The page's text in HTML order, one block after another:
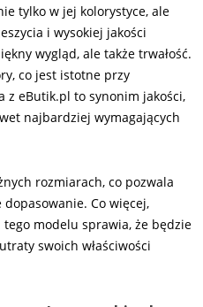
tylko w jej kolorystyce, ale
i wysokiej jakości
wygląd, ale także trwałość.
co jest istotne przy
z eButik.pl to synonim jakości,
najbardziej wymagających
rozmiarach, co pozwala
Co więcej,
modelu sprawia, że będzie
swoich właściwości